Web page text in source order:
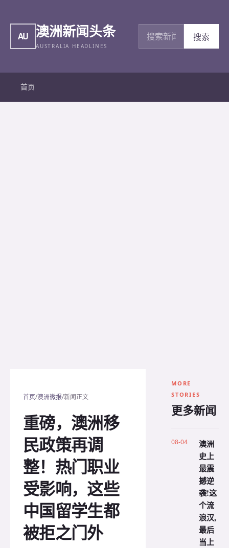
AU 澳洲新闻头条
AUSTRALIA HEADLINES
搜索新闻
搜索
首页
首页/澳洲微报/新闻正文
重磅，澳洲移
民政策再调
整！热门职业
受影响，这些
中国留学生都
被拒之门外
MORE
STORIES
更多新闻
08-04
澳洲
史上
最震
撼逆
袭!这
个流
浪汉,
最后
当上